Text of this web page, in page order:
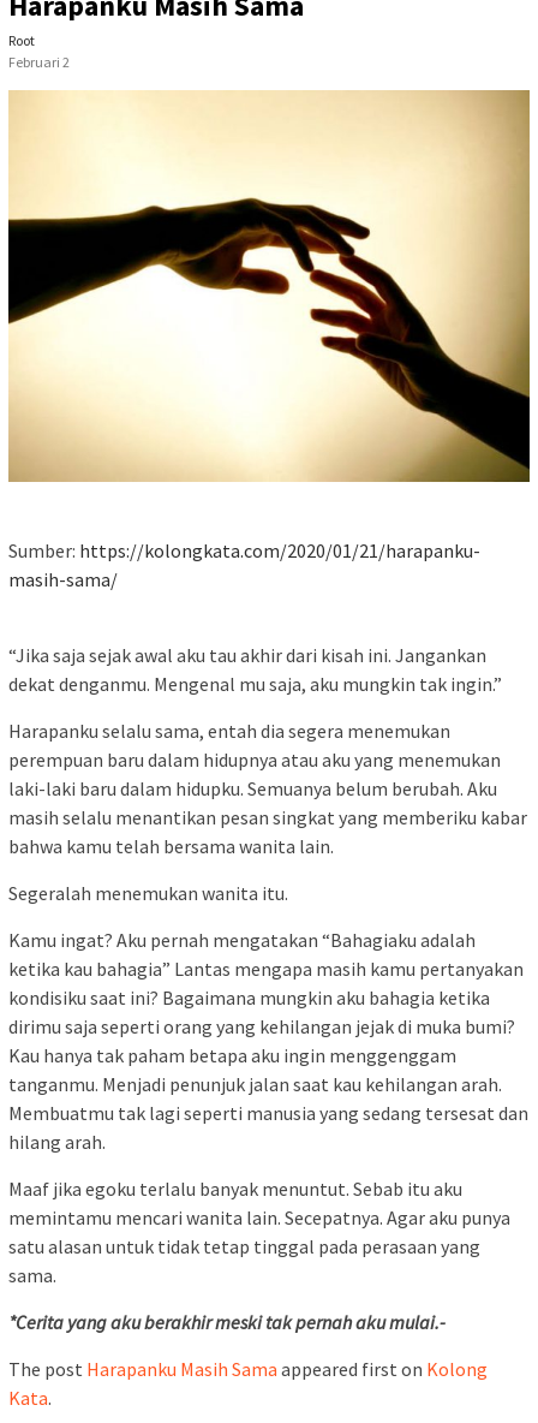
Root
Februari 2
Sumber: https://kolongkata.com/2020/01/21/harapanku-
masih-sama/
“Jika saja sejak awal aku tau akhir dari kisah ini. Jangankan
dekat denganmu. Mengenal mu saja, aku mungkin tak ingin.”
Harapanku selalu sama, entah dia segera menemukan
perempuan baru dalam hidupnya atau aku yang menemukan
laki-laki baru dalam hidupku. Semuanya belum berubah. Aku
masih selalu menantikan pesan singkat yang memberiku kabar
bahwa kamu telah bersama wanita lain.
Segeralah menemukan wanita itu.
Kamu ingat? Aku pernah mengatakan “Bahagiaku adalah
ketika kau bahagia” Lantas mengapa masih kamu pertanyakan
kondisiku saat ini? Bagaimana mungkin aku bahagia ketika
dirimu saja seperti orang yang kehilangan jejak di muka bumi?
Kau hanya tak paham betapa aku ingin menggenggam
tanganmu. Menjadi penunjuk jalan saat kau kehilangan arah.
Membuatmu tak lagi seperti manusia yang sedang tersesat dan
hilang arah.
Maaf jika egoku terlalu banyak menuntut. Sebab itu aku
memintamu mencari wanita lain. Secepatnya. Agar aku punya
satu alasan untuk tidak tetap tinggal pada perasaan yang
sama.
*Cerita yang aku berakhir meski tak pernah aku mulai.-
The post Harapanku Masih Sama appeared first on Kolong
Kata.